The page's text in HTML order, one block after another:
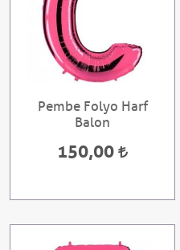
Pembe Folyo Harf
Balon
150,00